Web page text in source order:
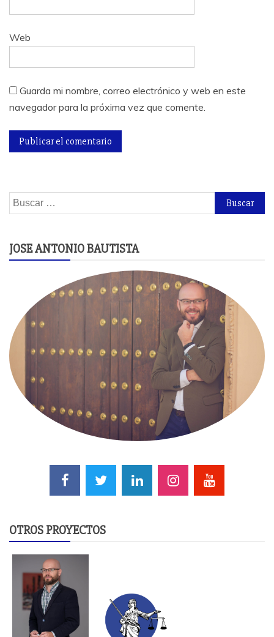
Web
Guarda mi nombre, correo electrónico y web en este
navegador para la próxima vez que comente.
Buscar:
JOSE ANTONIO BAUTISTA
OTROS PROYECTOS